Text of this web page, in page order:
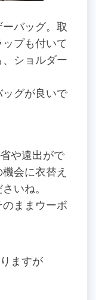
バッグ。取
プも付いて
ショルダー
グが良いで
や遠出がで
会に衣替え
いね。
ままウーボ
ますが